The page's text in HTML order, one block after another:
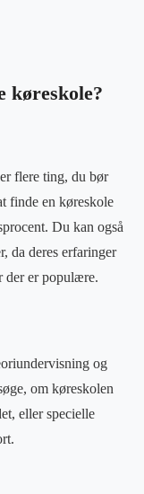
køreskole?
flere ting, du bør
finde en køreskole
Du kan også
da deres erfaringer
der er populære.
og
om køreskolen
eller specielle